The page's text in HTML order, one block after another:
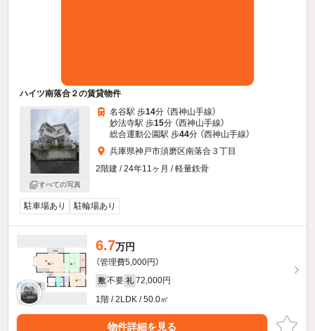
ハイツ南落合２の賃貸物件
すべての写真
名谷駅 歩14分 （西神山手線）
妙法寺駅 歩15分 （西神山手線）
総合運動公園駅 歩44分 （西神山手線）
兵庫県神戸市須磨区南落合３丁目
2階建 / 24年11ヶ月 / 軽量鉄骨
駐車場あり 駐輪場あり
6.7万円
（管理費5,000円）
敷 不要 礼 72,000円
1階 / 2LDK / 50.0㎡
物件詳細を見る